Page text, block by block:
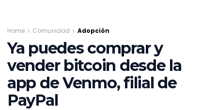
Home Comunidad Adopción
Ya puedes comprar y
vender bitcoin desde la
app de Venmo, filial de
PayPal